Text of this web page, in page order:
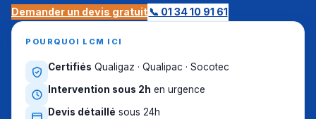
Demander un devis gratuit📞 01 34 10 91 61
POURQUOI LCM ICI
Certifiés Qualigaz · Qualipac · Socotec
Intervention sous 2h en urgence
Devis détaillé sous 24h